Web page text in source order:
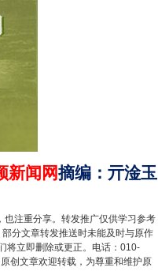
新闻网摘编 ： 亓淦玉
也注重分享。转发推广仅供学习参考
分文章转发推送时未能及时与原作
将立即删除或更正。电话：010-
创文章欢迎转载，为尊重和维护原